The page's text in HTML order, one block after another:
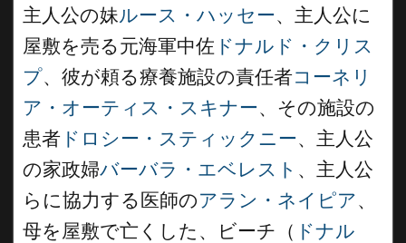
主人公の妹ルース・ハッセー、主人公に
屋敷を売る元海軍中佐 ドナルド・クリス
プ、彼が頼る療養施設の責任者コーネリ
ア・オーティス・スキナー、その施設の
患者 ドロシー・スティックニー、主人公
の家政婦バーバラ・エベレスト 、主人公
らに協力する医師のアラン・ネイピア、
母を屋敷で亡くした、ビーチ（ ドナル